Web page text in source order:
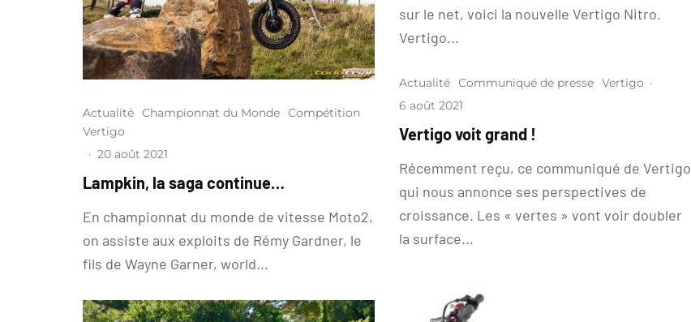
Actualité Championnat du Monde Compétition
Vertigo
· 20 août 2021
Lampkin, la saga continue…
En championnat du monde de vitesse Moto2,
on assiste aux exploits de Rémy Gardner, le
fils de Wayne Garner, world...
sur le net, voici la nouvelle Vertigo Nitro.
Vertigo...
Actualité Communiqué de presse Vertigo ·
6 août 2021
Vertigo voit grand !
Récemment reçu, ce communiqué de Vertigo
qui nous annonce ses perspectives de
croissance. Les « vertes » vont voir doubler
la surface...